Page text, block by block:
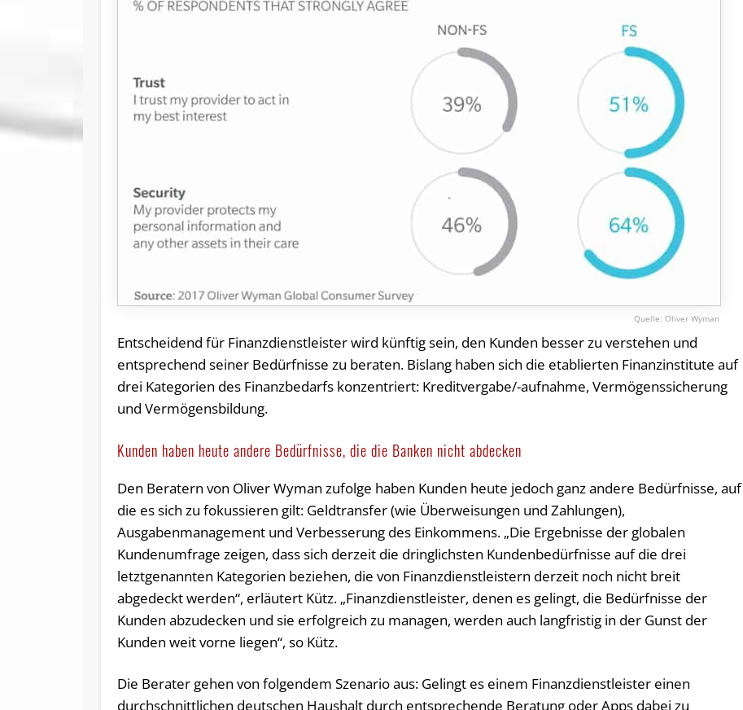
Oliver Wyman
Entscheidend für Finanzdienstleister wird künftig sein, den Kunden besser zu verstehen und
entsprechend seiner Bedürfnisse zu beraten. Bislang haben sich die etablierten Finanzinstitute auf
drei Kategorien des Finanzbedarfs konzentriert: Kreditvergabe/-aufnahme, Vermögenssicherung
und Vermögensbildung.
Kunden haben heute andere Bedürfnisse, die die Banken nicht abdecken
Den Beratern von Oliver Wyman zufolge haben Kunden heute jedoch ganz andere Bedürfnisse, auf
die es sich zu fokussieren gilt: Geldtransfer (wie Überweisungen und Zahlungen),
Ausgabenmanagement und Verbesserung des Einkommens. „Die Ergebnisse der globalen
Kundenumfrage zeigen, dass sich derzeit die dringlichsten Kundenbedürfnisse auf die drei
letztgenannten Kategorien beziehen, die von Finanzdienstleistern derzeit noch nicht breit
abgedeckt werden“, erläutert Kütz. „Finanzdienstleister, denen es gelingt, die Bedürfnisse der
Kunden abzudecken und sie erfolgreich zu managen, werden auch langfristig in der Gunst der
Kunden weit vorne liegen“, so Kütz.
Die Berater gehen von folgendem Szenario aus: Gelingt es einem Finanzdienstleister einen
durchschnittlichen deutschen Haushalt durch entsprechende Beratung oder Apps dabei zu